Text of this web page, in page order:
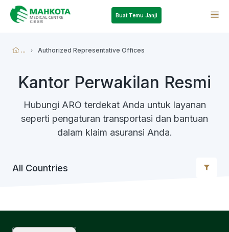
Buat Temu Janji
... Authorized Representative Offices
Kantor Perwakilan Resmi
Hubungi ARO terdekat Anda untuk layanan
seperti pengaturan transportasi dan bantuan
dalam klaim asuransi Anda.
All Countries